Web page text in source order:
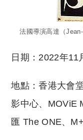
法國導演高達（
日期：2022年11
地點：香港大會
影中心、MOViE
匯 The ONE、